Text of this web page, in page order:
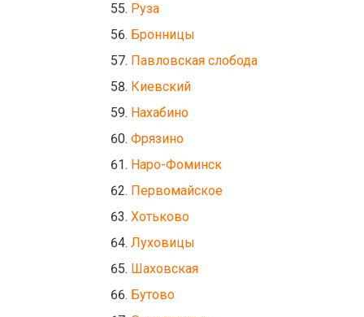
Руза
Бронницы
Павловская слобода
Киевский
Нахабино
Фрязино
Наро-Фоминск
Первомайское
Хотьково
Луховицы
Шаховская
Бутово